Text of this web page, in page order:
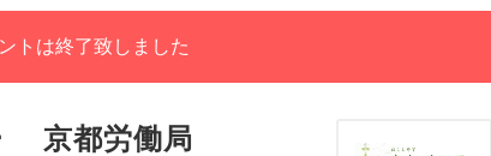
トは終了致しました
京都労働局